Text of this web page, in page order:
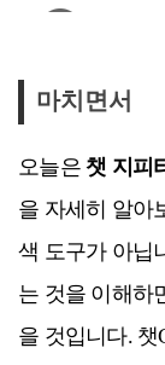
마치면서
오늘은 챗 지피
을 자세히 알아
색 도구가 아닙
는 것을 이해하
을 것입니다. 챗